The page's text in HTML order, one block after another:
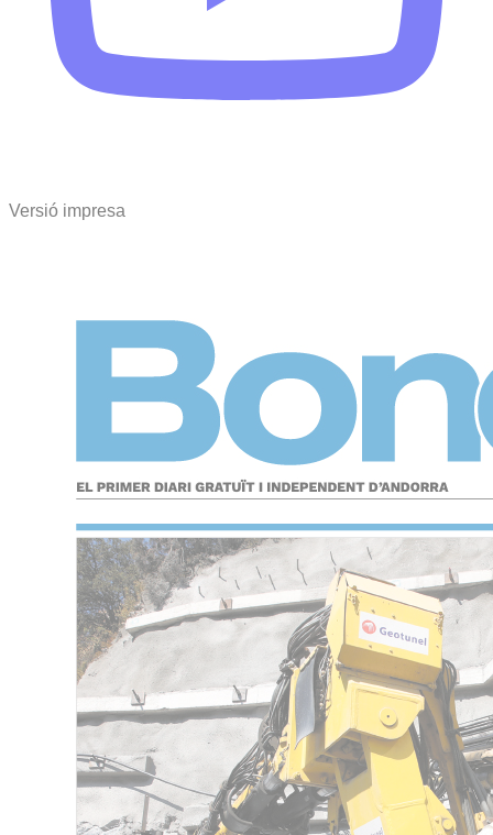
Versió impresa